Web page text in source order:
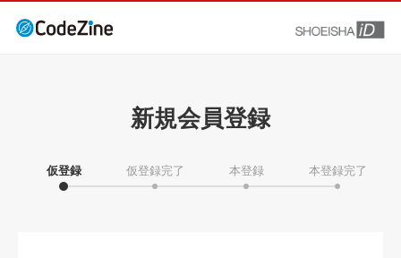
新規会員登録
仮登録 仮登録完了 本登録 本登録完了